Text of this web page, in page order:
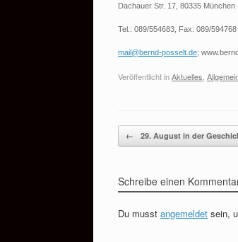
Dachauer Str. 17, 80335 München
Tel.: 089/554683, Fax: 089/594768
mail@bernd-posselt.de;
Veröffentlicht inAktuelles
Beitragsnavigation
← 29. August in der
Schreibe einen
Du musst angemeldet sein,